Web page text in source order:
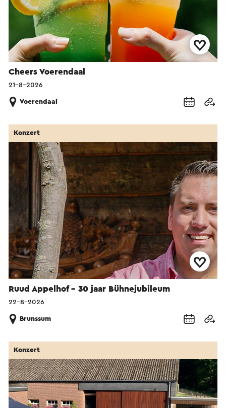
Cheers Voerendaal
21-8-2026
Voerendaal
Ruud Appelhof – 30 jaar Bühnejubileum
Konzert
22-8-2026
Brunssum
Konzert